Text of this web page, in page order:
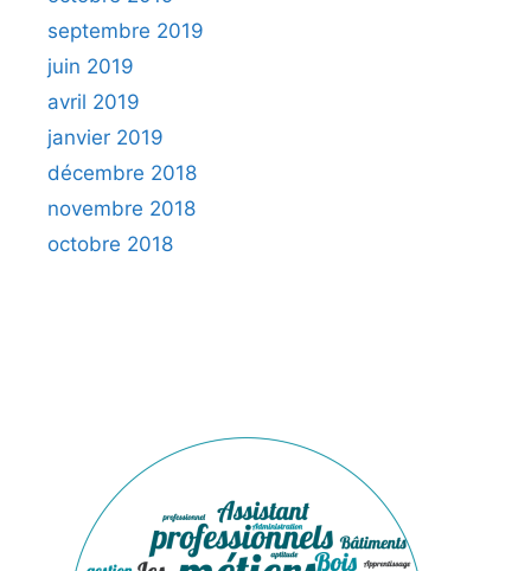
septembre 2019
juin 2019
avril 2019
janvier 2019
décembre 2018
novembre 2018
octobre 2018